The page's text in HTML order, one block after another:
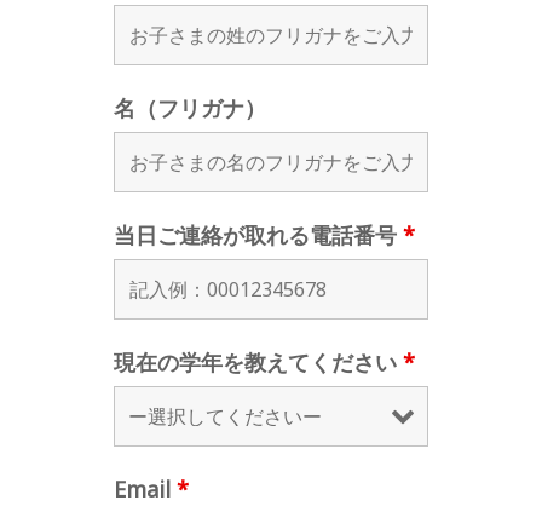
名（フリガナ）
当日ご連絡が取れる電話番号 *
現在の学年を教えてください *
Email *